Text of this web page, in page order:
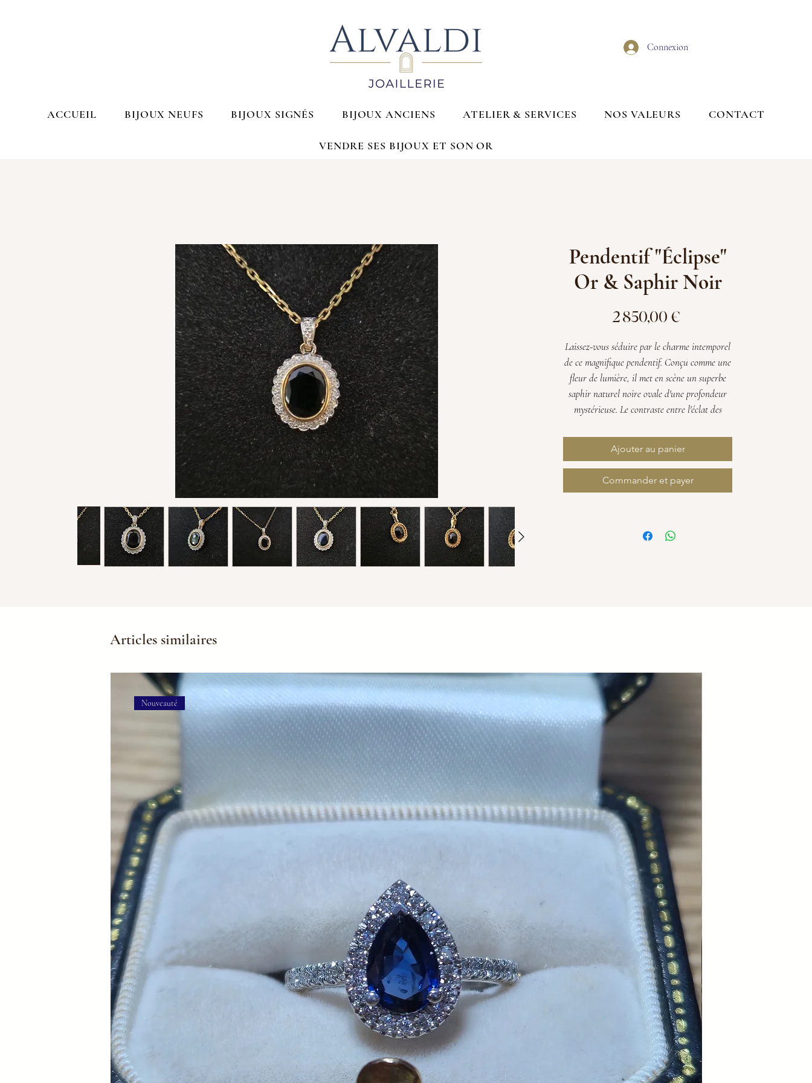
Connexion
ACCUEIL BIJOUX NEUFS BIJOUX SIGNÉS BIJOUX ANCIENS ATELIER & SERVICES NOS VALEURS CONTACT
VENDRE SES BIJOUX ET SON OR
Pendentif "Éclipse"
Or & Saphir Noir
2 850,00 €Prix
Laissez-vous séduire par le charme intemporel
de ce magnifique pendentif. Conçu comme une
fleur de lumière, il met en scène un superbe
saphir naturel noire ovale d'une profondeur
mystérieuse. Le contraste entre l'éclat des
centre noir en fait un bijou à la fois moderne,
chic et facile à porter en toute occasion.
Fiche technique
Entourage: Pavage de
Let yourself be seduced by the timeless charm
of this beautiful pendant. Designed as a flower
of light, it features a superb oval black natural
sapphire with a mysterious depth. The contrast
between the brightness of small natural
easy to wear on any occasion.
Metal:Gold (18kts / 750 thousandths).
Central stone:Natural black sapphire.
Paving of natural diamonds.
Classic chic / Contemporary chic.
2.5 cm height x 1 cm width.
Weight: 5.38 grams
Sold without the chain.
Ajouter au panier
Commander et payer
Articles similaires
Nouveauté